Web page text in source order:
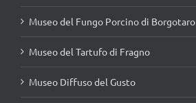
Museo del Fungo Porcino di Borgotaro
Museo del Tartufo di Fragno
Museo Diffuso del Gusto